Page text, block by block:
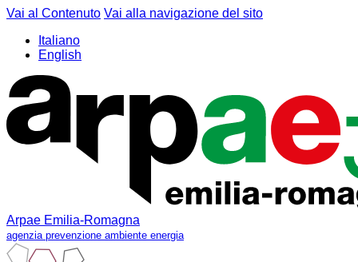
Vai al Contenuto Vai alla navigazione del sito
Italiano
English
Arpae Emilia-Romagna
agenzia prevenzione ambiente energia